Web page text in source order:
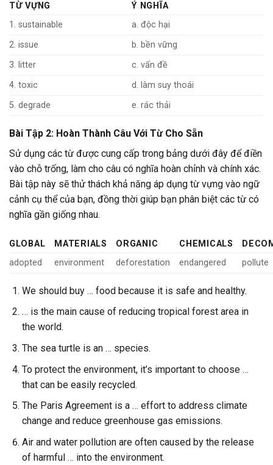
TỪ VỰNG
Ý NGHĨA
1. sustainable
a. độc hại
2. issue
b. bền vững
3. litter
c. vấn đề
4. toxic
d. làm suy thoái
5. degrade
e. rác thải
Bài Tập 2: Hoàn Thành Câu Với Từ Cho Sẵn
Sử dụng các từ được cung cấp trong bảng dưới đây để điền
vào chỗ trống, làm cho câu có nghĩa hoàn chỉnh và chính xác.
Bài tập này sẽ thử thách khả năng áp dụng từ vựng vào ngữ
cảnh cụ thể của bạn, đồng thời giúp bạn phân biệt các từ có
nghĩa gần giống nhau.
GLOBAL MATERIALS ORGANIC CHEMICALS
adopted
environment deforestation endangered pollute
We should buy … food because it is safe and healthy.
… is the main cause of reducing tropical forest area in
the world.
The sea turtle is an … species.
To protect the environment, it’s important to choose …
that can be easily recycled.
The Paris Agreement is a … effort to address climate
change and reduce greenhouse gas emissions.
Air and water pollution are often caused by the release
of harmful … into the environment.